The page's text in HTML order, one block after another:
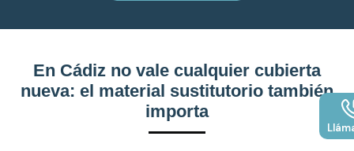
En Cádiz no vale cualquier cubierta
nueva: el material sustitutorio también
importa